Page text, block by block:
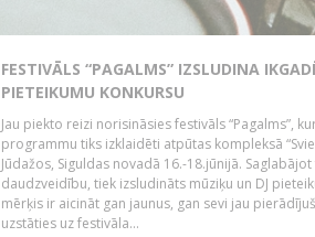
FESTIVĀLS “PAGALMS” IZSLUDINA
PIETEIKUMU KONKURSU
Jau piekto reizi norisināsies festivāls “Pagalms”,
programmu tiks izklaidēti atpūtas kompleksā
Jūdažos, Siguldas novadā 16.-18.jūnijā.
daudzveidību, tiek izsludināts mūziķu un DJ
mērķis ir aicināt gan jaunus, gan sevi jau
uzstāties uz festivāla...